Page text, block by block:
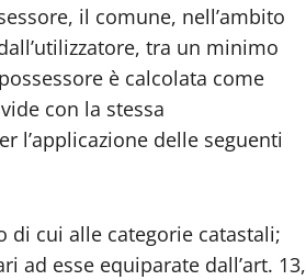
il comune, nell’ambito
tra un minimo
è calcolata come
con la stessa
l’applicazione delle seguenti
di cui alle categorie catastali;
ad esse equiparate dall’art. 13,